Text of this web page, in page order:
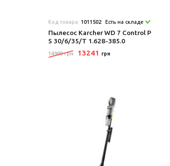
Код товара: 1011502 Есть на складе
Пылесос Karcher WD 7 Control P
S 30/6/35/T 1.628-385.0
14999 грн 13241 грн